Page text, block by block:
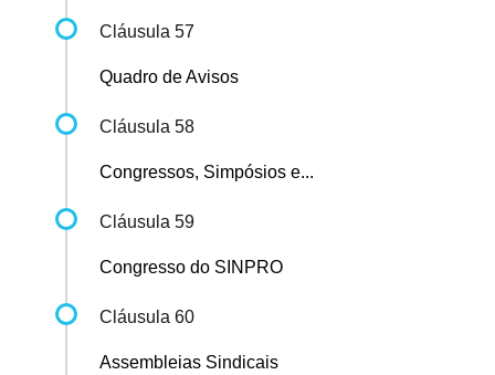
Cláusula 57
Quadro de Avisos
Cláusula 58
Congressos, Simpósios e...
Cláusula 59
Congresso do SINPRO
Cláusula 60
Assembleias Sindicais